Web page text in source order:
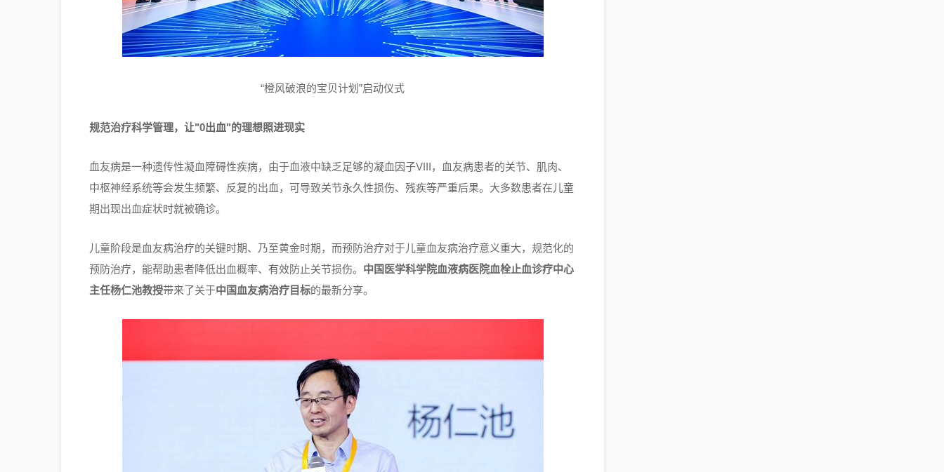
“橙风破浪的宝贝计划”启动仪式
规范治疗科学管理，让"0出血"的理想照进现实
血友病是一种遗传性凝血障碍性疾病，由于血液中缺乏足够的凝血因子VIII，血友病患者的关节、肌肉、
中枢神经系统等会发生频繁、反复的出血，可导致关节永久性损伤、残疾等严重后果。大多数患者在儿童
期出现出血症状时就被确诊。
儿童阶段是血友病治疗的关键时期、乃至黄金时期，而预防治疗对于儿童血友病治疗意义重大，规范化的
预防治疗，能帮助患者降低出血概率、有效防止关节损伤。 中国医学科学院血液病医院血栓止血诊疗中心
主任杨仁池教授带来了关于中国血友病治疗目标的最新分享。